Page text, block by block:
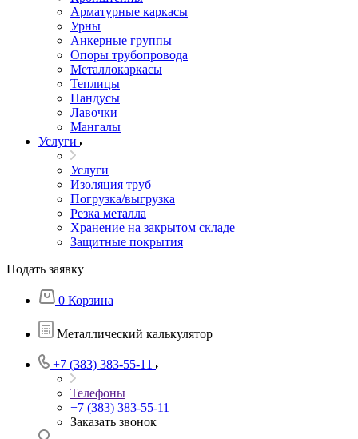
Арматурные каркасы
Урны
Анкерные группы
Опоры трубопровода
Металлокаркасы
Теплицы
Пандусы
Лавочки
Мангалы
Услуги
Услуги
Изоляция труб
Погрузка/выгрузка
Резка металла
Хранение на закрытом складе
Защитные покрытия
Подать заявку
0 Корзина
Металлический калькулятор
+7 (383) 383-55-11
Телефоны
+7 (383) 383-55-11
Заказать звонок